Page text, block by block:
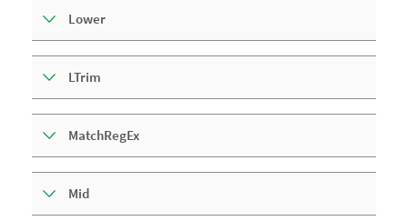
Lower
LTrim
MatchRegEx
Mid